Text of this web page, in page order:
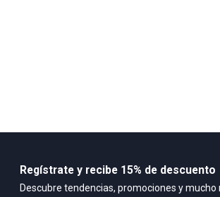
Regístrate y recibe 15% de descuento
Descubre tendencias, promociones y mucho